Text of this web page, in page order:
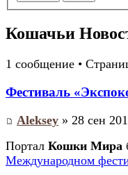
Кошачьи
1 сообщение •
Фестиваль
Aleksey » 28 сен
Портал Кошки Мира
Международном